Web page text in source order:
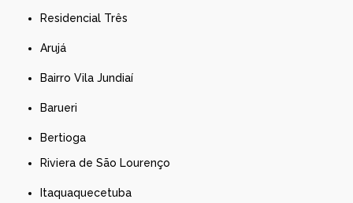
Residencial Três
Arujá
Bairro Vila Jundiaí
Barueri
Bertioga
Riviera de São Lourenço
Itaquaquecetuba